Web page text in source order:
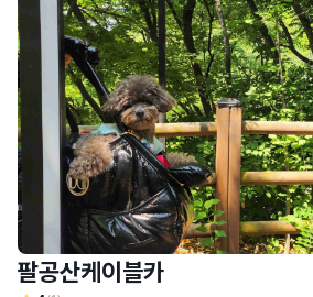
팔공산케이블카